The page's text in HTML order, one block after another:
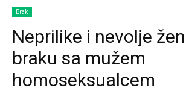
Brak
Neprilike i nevolje
braku sa mužem
homoseksualcem